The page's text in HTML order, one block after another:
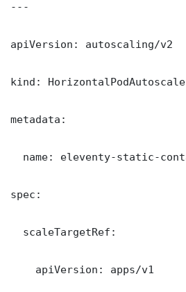
---
apiVersion: autoscaling/v2
kind:
metadata:
name: eleventy-static-
spec:
  scaleTargetRef:
    apiVersion: apps/v1